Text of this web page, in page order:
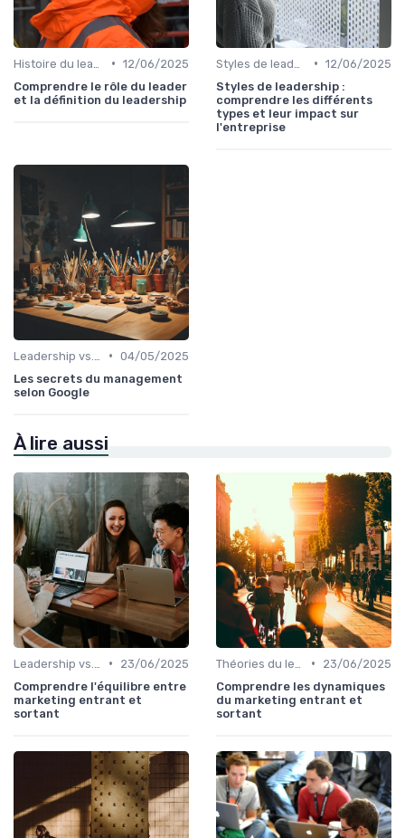
• 12/06/2025
Comprendre le rôle du leader
et la définition du leadership
• 12/06/2025
Styles de leadership :
comprendre les différents
types et leur impact sur
l'entreprise
• 04/05/2025
Les secrets du management
selon Google
À lire aussi
•
23/06/2025
Comprendre l'équilibre entre
marketing entrant et
sortant
•
23/06/2025
Comprendre les dynamiques
du marketing entrant et
sortant